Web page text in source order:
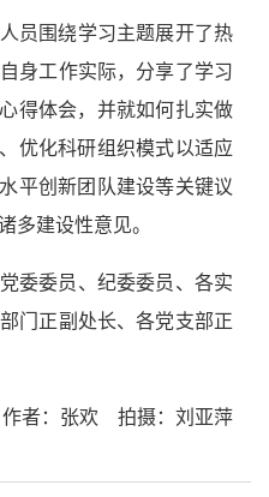
员围绕学习主题展开了热
身工作实际，分享了学习
得体会，并就如何扎实做
优化科研组织模式以适应
平创新团队建设等关键议
多建设性意见。
委委员、纪委委员、各实
门正副处长、各党支部正
作者：张欢 拍摄：刘亚萍